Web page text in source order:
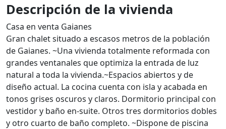
Descripción de la vivienda
Casa en venta Gaianes
Gran chalet situado a escasos metros de la población
de Gaianes. ~Una vivienda totalmente reformada con
grandes ventanales que optimiza la entrada de luz
natural a toda la vivienda.~Espacios abiertos y de
diseño actual. La cocina cuenta con isla y acabada en
tonos grises oscuros y claros. Dormitorio principal con
vestidor y baño en-suite. Otros tres dormitorios dobles
y otro cuarto de baño completo. ~Dispone de piscina